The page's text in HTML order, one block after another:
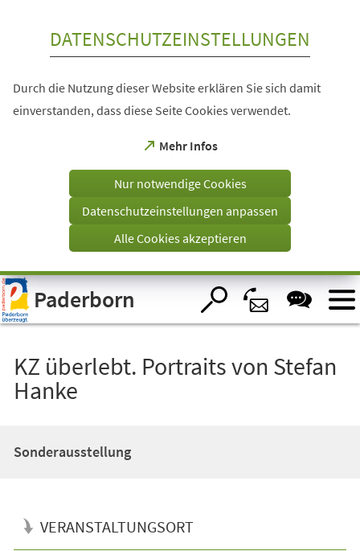
Visuelle
Assistenzsoftware
öffnen.
DATENSCHUTZEINSTELLUNGEN
Durch die Nutzung dieser Website erklären Sie sich damit
einverstanden, dass diese Seite Cookies verwendet.
Mehr Infos
(Öffnet
einem
Tab)
Nur notwendige Cookies
Datenschutzeinstellungen anpassen
Alle Cookies akzeptieren
Paderborn
KZ überlebt. Portraits von Stefan
Hanke
Sonderausstellung
VERANSTALTUNGSORT